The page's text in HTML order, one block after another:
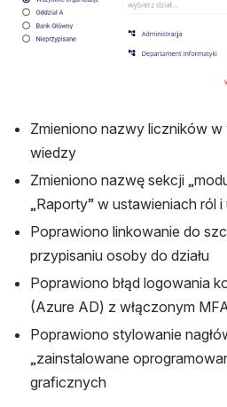
Zmieniono nazwy liczników
wiedzy
Zmieniono nazwę sekcji
„Raporty” w ustawieniach ról
Poprawiono linkowanie do
przypisaniu osoby do działu
Poprawiono błąd logowania
(Azure AD) z włączonym
Poprawiono stylowanie
„zainstalowane
graficznych